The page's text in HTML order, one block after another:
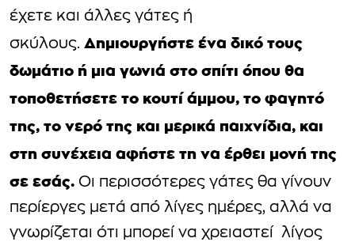
έχετε και άλλες γάτες ή
σκύλους. Δημιουργήστε ένα δικό τους
δωμάτιο ή μια γωνιά στο σπίτι όπου θα
τοποθετήσετε το κουτί άμμου, το φαγητό
της, το νερό της και μερικά παιχνίδια, και
στη συνέχεια αφήστε τη να έρθει μονή της
σε εσάς. Οι περισσότερες γάτες θα γίνουν
περίεργες μετά από λίγες ημέρες, αλλά να
γνωρίζεται ότι μπορεί να χρειαστεί λίγος